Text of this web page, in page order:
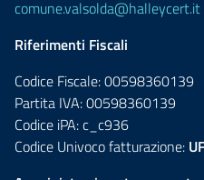
comune.valsolda@halleycert.it
Riferimenti Fiscali
Codice Fiscale: 00598360139
Partita IVA: 00598360139
Codice iPA: c_c936
Codice Univoco fatturazione: